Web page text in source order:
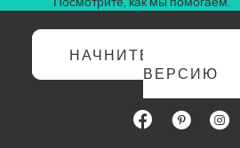
НАЧНИТЕ
ВЕРСИЮ